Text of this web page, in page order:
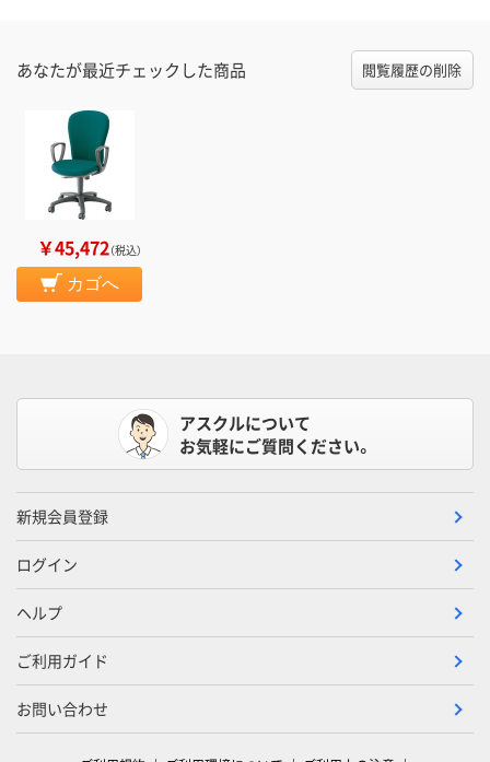
あなたが最近チェックした商品 閲覧履歴の削除
￥45,472（税込）
カゴへ
アスクルについて
お気軽にご質問ください。
新規会員登録
ログイン
ヘルプ
ご利用ガイド
お問い合わせ